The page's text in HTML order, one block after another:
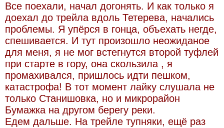
Все поехали, начал догонять. И как только я
доехал до трейла вдоль Тетерева, начались
проблемы. Я упёрся в гонца, объехать негде,
спешивается. И тут произошло неожиданое
для меня, я не мог встегнутся второй туфлей
при старте в гору, она скользила , я
промахивался, пришлось идти пешком,
катастрофа! В тот момент лайку слушала не
только Станишовка, но и микрорайон
Бумажка на другом берегу реки.
Едем дальше. На трейле тупняки, ещё раз